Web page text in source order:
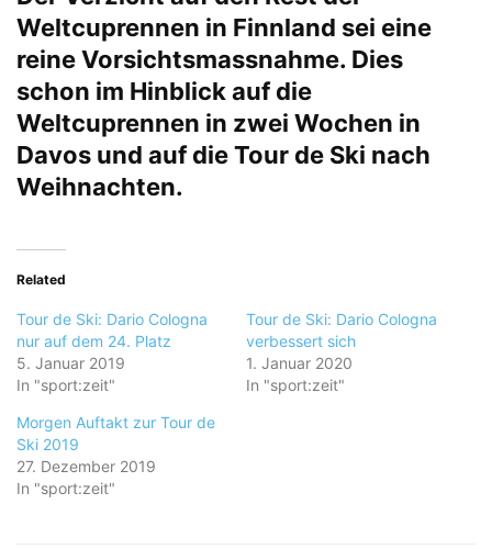
Weltcuprennen in Finnland sei eine
reine Vorsichtsmassnahme. Dies
schon im Hinblick auf die
Weltcuprennen in zwei Wochen in
Davos und auf die Tour de Ski nach
Weihnachten.
Related
Tour de Ski: Dario Cologna
nur auf dem 24. Platz
5. Januar 2019
In "sport:zeit"
Tour de Ski: Dario Cologna
verbessert sich
1. Januar 2020
In "sport:zeit"
Morgen Auftakt zur Tour de
Ski 2019
27. Dezember 2019
In "sport:zeit"